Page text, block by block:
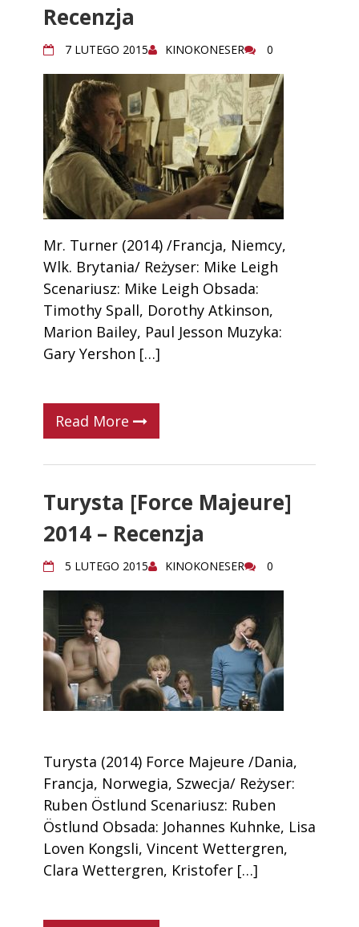
Recenzja
7 LUTEGO 2015 KINOKONESER 0
Mr. Turner (2014) /Francja, Niemcy,
Wlk. Brytania/ Reżyser: Mike Leigh
Scenariusz: Mike Leigh Obsada:
Timothy Spall, Dorothy Atkinson,
Marion Bailey, Paul Jesson Muzyka:
Gary Yershon […]
Read More
Turysta [Force Majeure]
2014 – Recenzja
5 LUTEGO 2015 KINOKONESER 0
Turysta (2014) Force Majeure /Dania,
Francja, Norwegia, Szwecja/ Reżyser:
Ruben Östlund Scenariusz: Ruben
Östlund Obsada: Johannes Kuhnke, Lisa
Loven Kongsli, Vincent Wettergren,
Clara Wettergren, Kristofer […]